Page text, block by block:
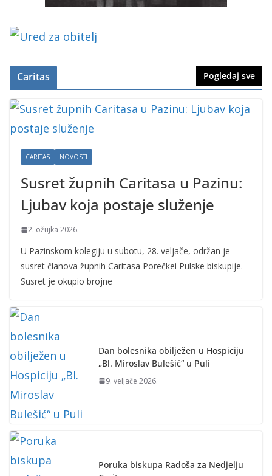
Caritas Pogledaj sve
CARITAS NOVOSTI
Susret župnih Caritasa u Pazinu:
Ljubav koja postaje služenje
2. ožujka 2026.
U Pazinskom kolegiju u subotu, 28. veljače, održan je
susret članova župnih Caritasa Porečkei Pulske biskupije.
Susret je okupio brojne
Dan bolesnika obilježen u Hospiciju
„Bl. Miroslav Bulešić“ u Puli
9. veljače 2026.
Poruka biskupa Radoša za Nedjelju